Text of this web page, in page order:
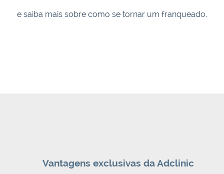
e saiba mais sobre como se tornar um franqueado.
Vantagens exclusivas da Adclinic